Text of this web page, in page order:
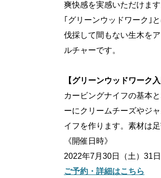
爽快感を実感いただけます
｢グリーンウッドワーク｣
伐採して間もない生木を
ルチャーです。
【グリーンウッドワーク
カービングナイフの基本
ーにクリームチーズやジ
イフを作ります。素材は
《開催日時》
2022年7月30日（土）31
ご予約・詳細はこちら